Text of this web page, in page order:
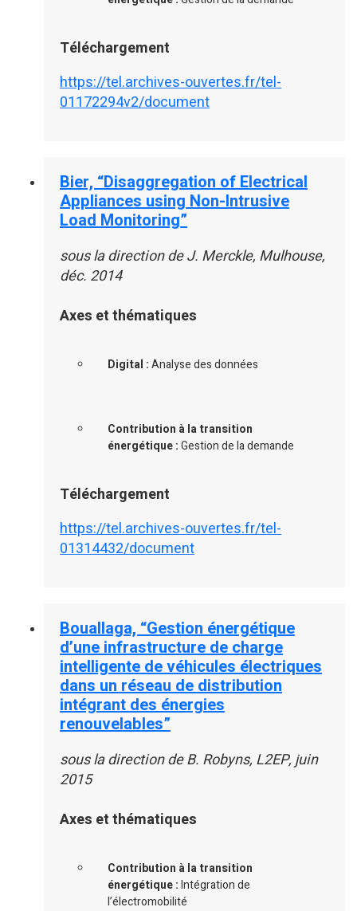
Téléchargement
https://tel.archives-ouvertes.fr/tel-
01172294v2/document
Bier, “Disaggregation of Electrical
Appliances using Non-Intrusive
Load Monitoring”
sous la direction de J. Merckle, Mulhouse,
déc. 2014
Axes et thématiques
Digital :Analyse des données
Contribution à la transition
énergétique :Gestion de la demande
Téléchargement
https://tel.archives-ouvertes.fr/tel-
01314432/document
Bouallaga, “Gestion énergétique
d’une infrastructure de charge
intelligente de véhicules électriques
dans un réseau de distribution
intégrant des énergies
renouvelables”
sous la direction de B. Robyns, L2EP, juin
2015
Axes et thématiques
Contribution à la transition
énergétique :Intégration de
l’électromobilité